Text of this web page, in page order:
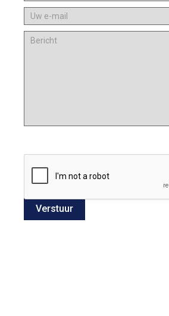
Verstuur